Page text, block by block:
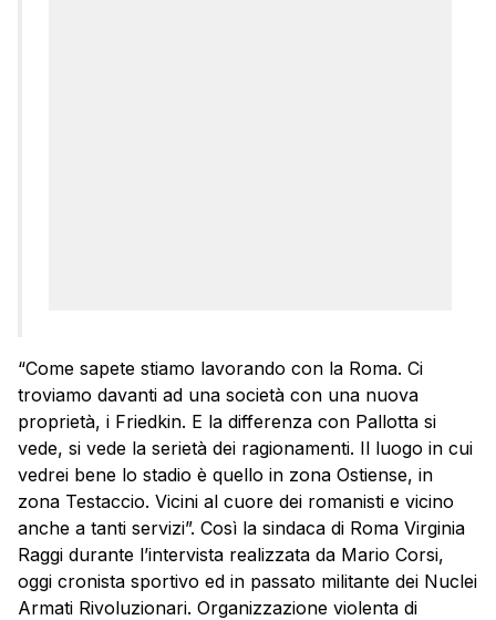
“Come sapete stiamo lavorando con la Roma. Ci
troviamo davanti ad una società con una nuova
proprietà, i Friedkin. E la differenza con Pallotta si
vede, si vede la serietà dei ragionamenti. Il luogo in cui
vedrei bene lo stadio è quello in zona Ostiense, in
zona Testaccio. Vicini al cuore dei romanisti e vicino
anche a tanti servizi”. Così la sindaca di Roma Virginia
Raggi durante l’intervista realizzata da Mario Corsi,
oggi cronista sportivo ed in passato militante dei Nuclei
Armati Rivoluzionari. Organizzazione violenta di